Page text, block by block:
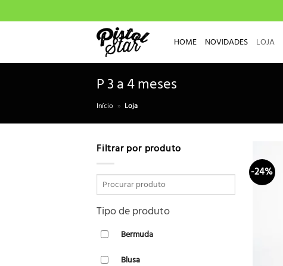
to
HOME NOVIDADES LOJA
P 3 a 4 meses
Início » Loja
Filtrar por produto
Tipo de produto
Bermuda
Blusa
-24%